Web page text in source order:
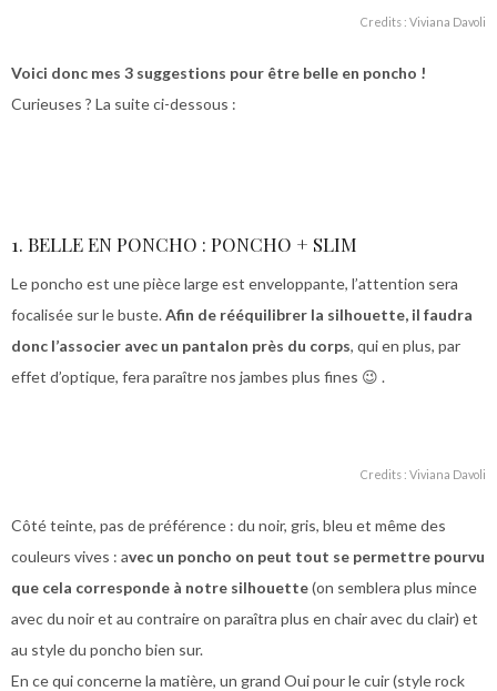
Credits : Viviana Davoli
Voici donc mes 3 suggestions pour être belle en poncho !
Curieuses ? La suite ci-dessous :
1. BELLE EN PONCHO : PONCHO + SLIM
Le poncho est une pièce large est enveloppante, l’attention sera
focalisée sur le buste.Afin de rééquilibrer la silhouette, il faudra
donc l’associer avec un pantalon près du corps, qui en plus, par
effet d’optique, fera paraître nos jambes plus fines 😉 .
Credits : Viviana Davoli
Côté teinte, pas de préférence : du noir, gris, bleu et même des
couleurs vives : avec un poncho on peut tout se permettre pourvu
que cela corresponde à notre silhouette(on semblera plus mince
avec du noir et au contraire on paraîtra plus en chair avec du clair) et
au style du poncho bien sur.
En ce qui concerne la matière, un grand Oui pour le cuir (style rock